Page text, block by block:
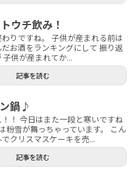
ウチ飲み！
りですね。 子供が産まれる前は
お酒をランキングにして 振り返
子供が産まれてか...
記事を読む
鍋♪
！ 今日はまた一段と寒いですね
粉雪が舞っちゃっています。 こん
クリスマスケーキを売...
記事を読む